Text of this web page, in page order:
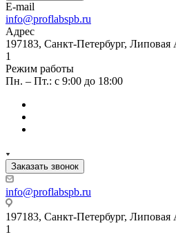
E-mail
info@proflabspb.ru
Адрес
197183, Санкт-Петербург,
1
Режим работы
Пн. – Пт.: с 9:00 до 18:00
Заказать звонок
info@proflabspb.ru
197183, Санкт-Петербург,
1